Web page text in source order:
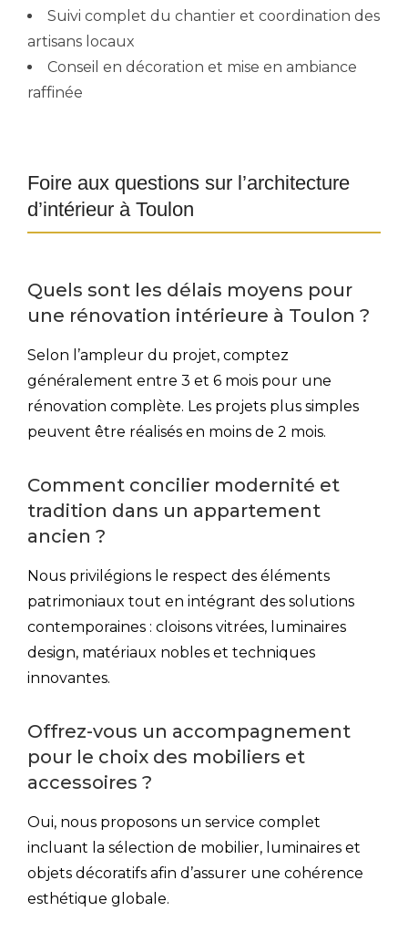
Suivi complet du chantier et coordination des
artisans locaux
Conseil en décoration et mise en ambiance
raffinée
Foire aux questions sur l’architecture
d’intérieur à Toulon
Quels sont les délais moyens pour
une rénovation intérieure à Toulon ?
Selon l’ampleur du projet, comptez
généralement entre 3 et 6 mois pour une
rénovation complète. Les projets plus simples
peuvent être réalisés en moins de 2 mois.
Comment concilier modernité et
tradition dans un appartement
ancien ?
Nous privilégions le respect des éléments
patrimoniaux tout en intégrant des solutions
contemporaines : cloisons vitrées, luminaires
design, matériaux nobles et techniques
innovantes.
Offrez-vous un accompagnement
pour le choix des mobiliers et
accessoires ?
Oui, nous proposons un service complet
incluant la sélection de mobilier, luminaires et
objets décoratifs afin d’assurer une cohérence
esthétique globale.